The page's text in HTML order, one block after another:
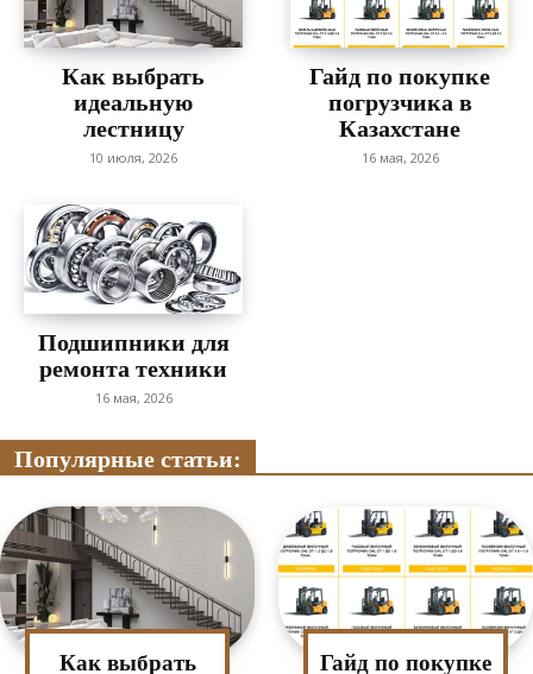
Как выбрать
идеальную
лестницу
10 июля, 2026
Гайд по покупке
погрузчика в
Казахстане
16 мая, 2026
Подшипники для
ремонта техники
16 мая, 2026
Популярные статьи:
Как выбрать Гайд по покупке